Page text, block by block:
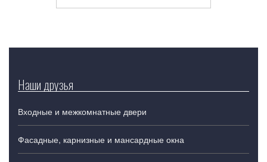
Наши друзья
Входные и межкомнатные двери
Фасадные, карнизные и мансардные окна